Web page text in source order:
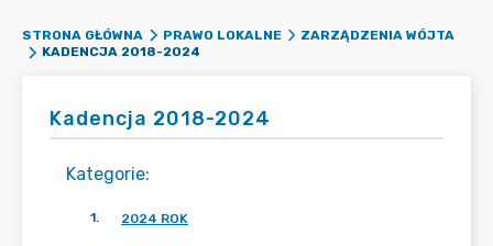
STRONA GŁÓWNA PRAWO LOKALNE
ZARZĄDZENIA WÓJTA
KADENCJA 2018-2024
Kadencja 2018-2024
Kategorie:
1. 2024 ROK